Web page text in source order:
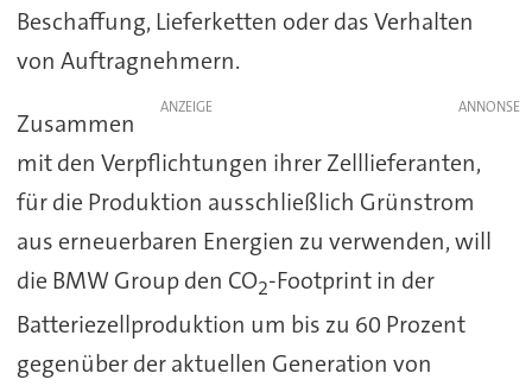
Beschaffung, Lieferketten oder das Verhalten
von Auftragnehmern.
ANZEIGE
Zusammen
mit den Verpflichtungen ihrer Zelllieferanten,
für die Produktion ausschließlich Grünstrom
aus erneuerbaren Energien zu verwenden, will
die BMW Group den CO2-Footprint in der
Batteriezellproduktion um bis zu 60 Prozent
gegenüber der aktuellen Generation von